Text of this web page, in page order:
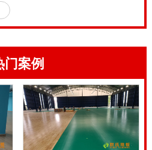
门案例